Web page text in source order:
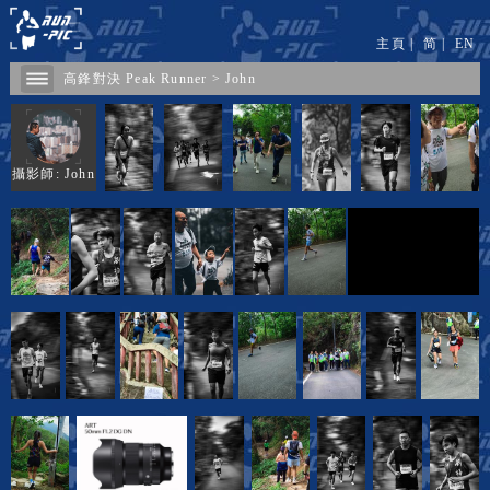
高鋒對決 Peak Runner > John
主頁 | 简| EN
攝影師: John